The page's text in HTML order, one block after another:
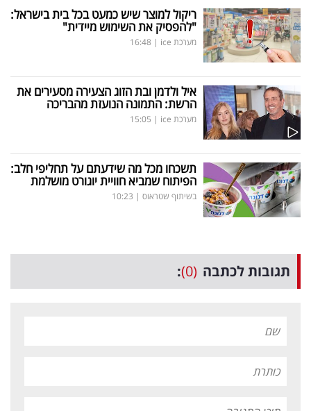
ריקול למוצר שיש כמעט בכל בית בישראל:
"להפסיק את השימוש מיידית"
מערכת ice |
16:48
איל ולדמן ובת הזוג הצעירה מסעירים את
הרשת: התמונה הנועזת מהבריכה
מערכת ice |
15:05
תשכחו מכל מה שידעתם על תחליפי חלב:
הפיתוח שמביא חוויית יוגורט מושלמת
בשיתוף שטראוס |
10:23
תגובות לכתבה (0)
: